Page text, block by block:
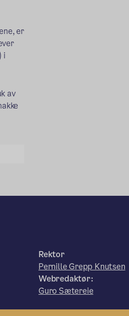
er
i
av
Rektor
Pernille Grepp Knutsen
Webredaktør:
Guro Sætereie